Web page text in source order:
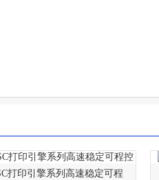
打印引擎系列高速稳定可程